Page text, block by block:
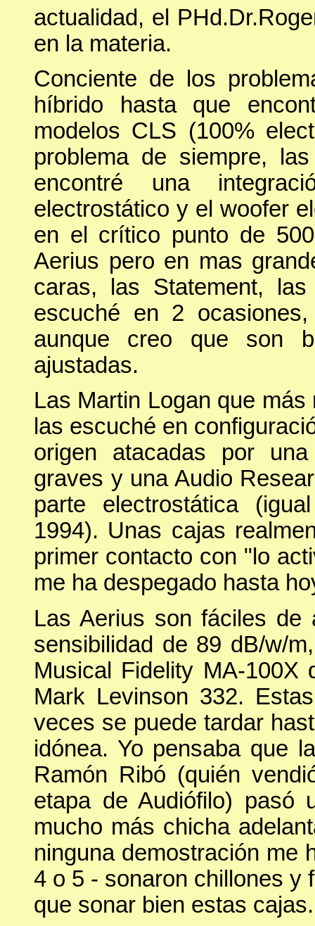
actualidad, el
en la materia.
Conciente de los
híbrido hasta que
modelos CLS (100%
problema de siempre,
encontré una
electrostático y el woofer
en el crítico punto de
Aerius pero en mas
caras, las Statement,
escuché en 2
aunque creo que son
ajustadas.
Las Martin Logan que
las escuché en
origen atacadas por
graves y una Audio
parte electrostática
1994). Unas cajas
primer contacto con "lo
me ha despegado hasta
Las Aerius son fáciles de
sensibilidad de 89 dB/w/
Musical Fidelity MA-
Mark Levinson 332.
veces se puede tardar
idónea. Yo pensaba que
Ramón Ribó (quién
etapa de Audiófilo)
mucho más chicha
ninguna demostración me
4 o 5 - sonaron chillones y
que sonar bien estas cajas.